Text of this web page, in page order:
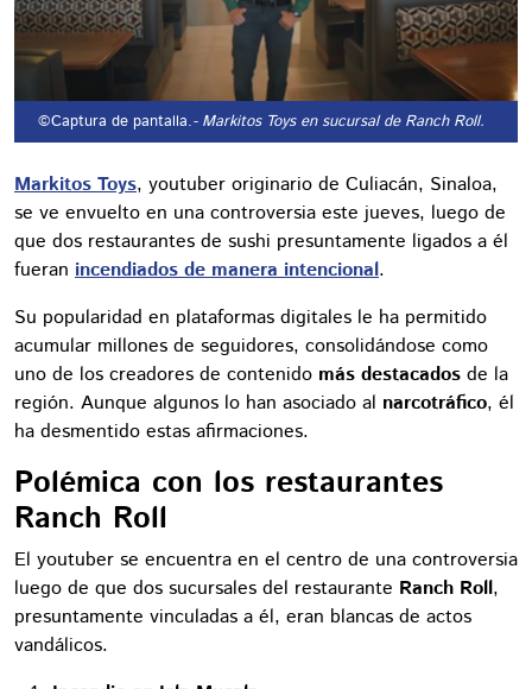
©Captura de pantalla.- Markitos Toys en sucursal de Ranch Roll.
Markitos Toys, youtuber originario de Culiacán, Sinaloa,
se ve envuelto en una controversia este jueves, luego de
que dos restaurantes de sushi presuntamente ligados a él
fueran incendiados de manera intencional.
Su popularidad en plataformas digitales le ha permitido
acumular millones de seguidores, consolidándose como
uno de los creadores de contenido más destacados de la
región. Aunque algunos lo han asociado al narcotráfico, él
ha desmentido estas afirmaciones.
Polémica con los restaurantes
Ranch Roll
El youtuber se encuentra en el centro de una controversia
luego de que dos sucursales del restaurante Ranch Roll,
presuntamente vinculadas a él, eran blancas de actos
vandálicos.